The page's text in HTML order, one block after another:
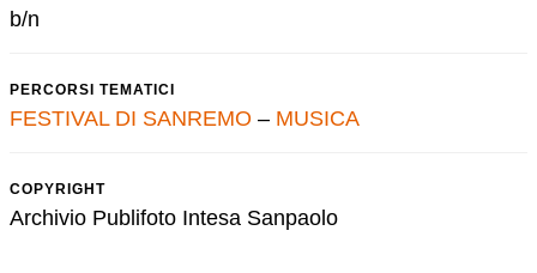
b/n
PERCORSI TEMATICI
FESTIVAL DI SANREMO – MUSICA
COPYRIGHT
Archivio Publifoto Intesa Sanpaolo